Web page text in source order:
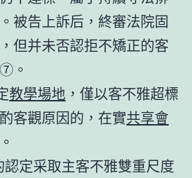
被告上訴后，終審法院固
但并未否認拒不矯正的客
。
教學場地 ，僅以客不雅超標
客觀原因的，在實共享會
認定采取主客不雅雙重尺度